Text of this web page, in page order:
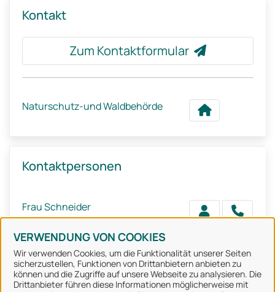
VERWENDUNG VON COOKIES
Wir verwenden Cookies, um die Funktionalität unserer Seiten
sicherzustellen, Funktionen von Drittanbietern anbieten zu
können und die Zugriffe auf unsere Webseite zu analysieren. Die
Drittanbieter führen diese Informationen möglicherweise mit
Kontakt
Zum Kontaktformular
Naturschutz-und Waldbehörde
Kontaktpersonen
Frau Schneider
Stadt Osnabrück